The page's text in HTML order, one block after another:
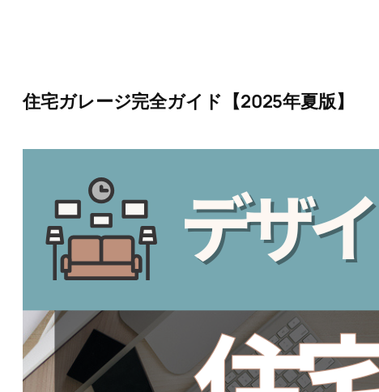
住宅ガレージ完全ガイド【2025年夏版】